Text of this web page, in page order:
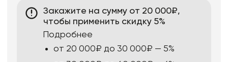
Закажите на сумму от 20 000₽,
чтобы применить скидку 5%
Подробнее
от 20 000₽ до 30 000₽ — 5%